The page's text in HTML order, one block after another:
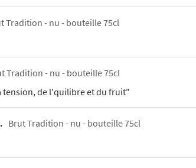
Tradition - nu - bouteille 75cl
Tradition - nu - bouteille 75cl
tension, de l'quilibre et du fruit"
Brut Tradition - nu - bouteille 75cl